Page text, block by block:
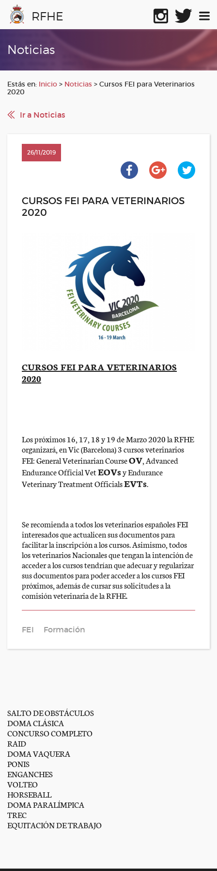
RFHE
Noticias
Estás en: Inicio > Noticias > Cursos FEI para Veterinarios
2020
Ir a Noticias
26/11/2019
CURSOS FEI PARA VETERINARIOS
2020
CURSOS FEI PARA VETERINARIOS
2020
Los próximos 16, 17, 18 y 19 de Marzo 2020 la RFHE
organizará, en Vic (Barcelona) 3 cursos veterinarios
FEI: General Veterinarian CourseOV, Advanced
Endurance Official VetEOVsy Endurance
Veterinary Treatment OfficialsEVTs.
Se recomienda a todos los veterinarios españoles FEI
interesados que actualicen sus documentos para
facilitar la inscripción a los cursos. Asimismo, todos
los veterinarios Nacionales que tengan la intención de
acceder a los cursos tendrían que adecuar y regularizar
sus documentos para poder acceder a los cursos FEI
próximos, además de cursar sus solicitudes a la
comisión veterinaria de la RFHE.
FEI Formación
SALTO DE OBSTÁCULOS
DOMA CLÁSICA
CONCURSO COMPLETO
RAID
DOMA VAQUERA
PONIS
ENGANCHES
VOLTEO
HORSEBALL
DOMA PARALÍMPICA
TREC
EQUITACIÓN DE TRABAJO